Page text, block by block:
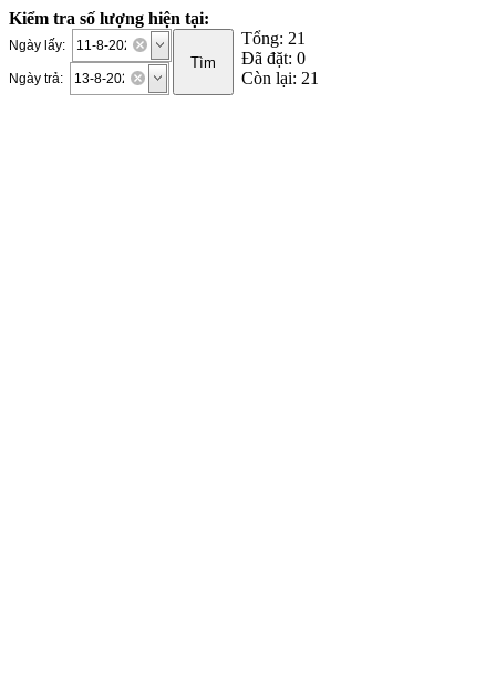
Kiểm tra số lượng hiện tại:
Ngày lấy:
Ngày trả:
Tổng: 21
Đã đặt: 0
Còn lại: 21